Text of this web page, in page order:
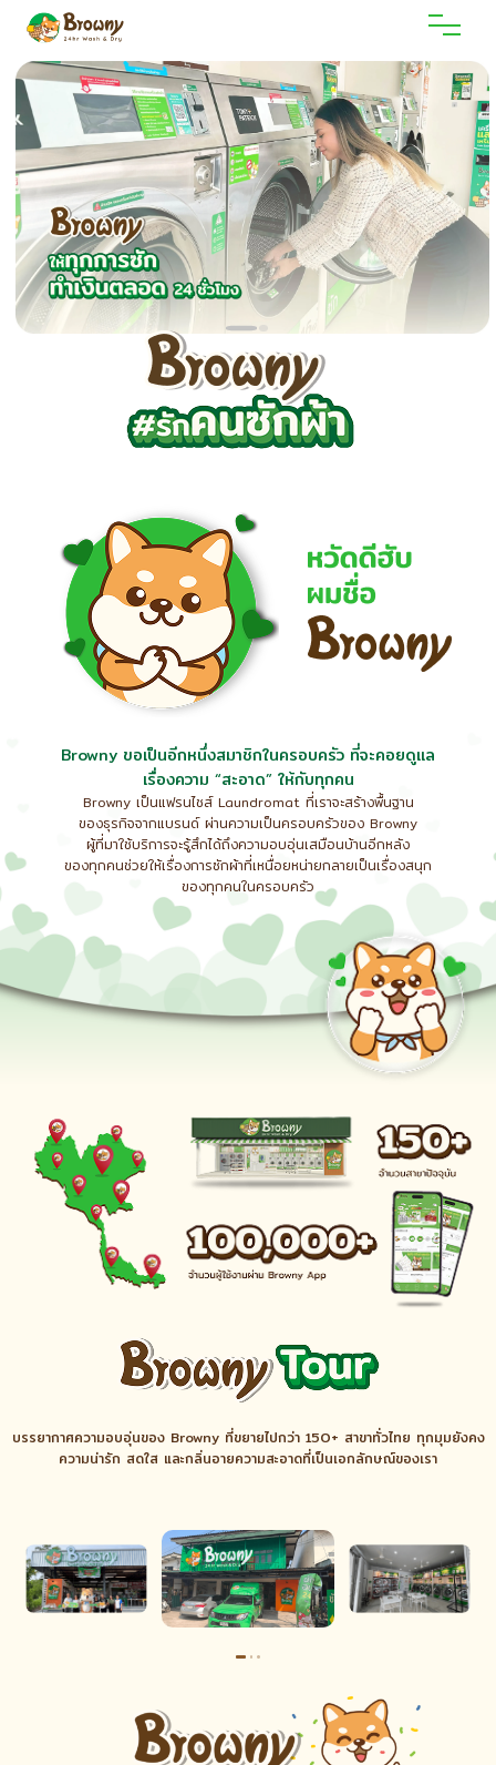
Browny ขอเป็นอีกหนึ่งสมาชิกในครอบครัว ที่จะคอยดูแล
เรื่องความ “สะอาด” ให้กับทุกคน
Browny เป็นแฟรนไชส์ Laundromat ที่เราจะสร้างพื้นฐาน
ของธุรกิจจากแบรนด์ ผ่านความเป็นครอบครัวของ Browny
ผู้ที่มาใช้บริการจะรู้สึกได้ถึงความอบอุ่นเสมือนบ้านอีกหลัง
ของทุกคนช่วยให้เรื่องการซักผ้าที่เหนื่อยหน่ายกลายเป็นเรื่องสนุก
ของทุกคนในครอบครัว
บรรยากาศความอบอุ่นของ Browny ที่ขยายไปกว่า 15O+ สาขาทั่วไทย ทุกมุมยังคง
ความน่ารัก สดใส และกลิ่นอายความสะอาดที่เป็นเอกลักษณ์ของเรา